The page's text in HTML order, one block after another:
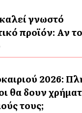
γνωστό
προϊόν: Αν
2026:
θα δουν
τους;